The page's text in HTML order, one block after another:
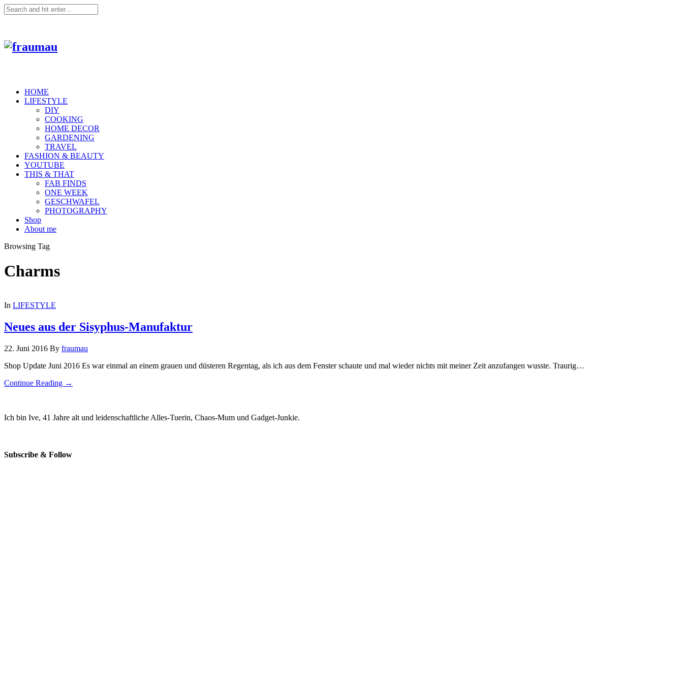
HOME
LIFESTYLE
DIY
COOKING
HOME DECOR
GARDENING
TRAVEL
FASHION & BEAUTY
YOUTUBE
THIS & THAT
FAB FINDS
ONE WEEK
GESCHWAFEL
PHOTOGRAPHY
Shop
About me
Browsing Tag
Charms
In LIFESTYLE
Neues aus der Sisyphus-Manufaktur
22. Juni 2016 By fraumau
Shop Update Juni 2016 Es war einmal an einem grauen und düsteren Regentag, als ich aus dem Fenster schaute und mal wieder nichts mit meiner Zeit anzufangen wusste. Traurig…
Continue Reading →
Ich bin Ive, 41 Jahre alt und leidenschaftliche Alles-Tuerin, Chaos-Mum und Gadget-Junkie.
Subscribe & Follow